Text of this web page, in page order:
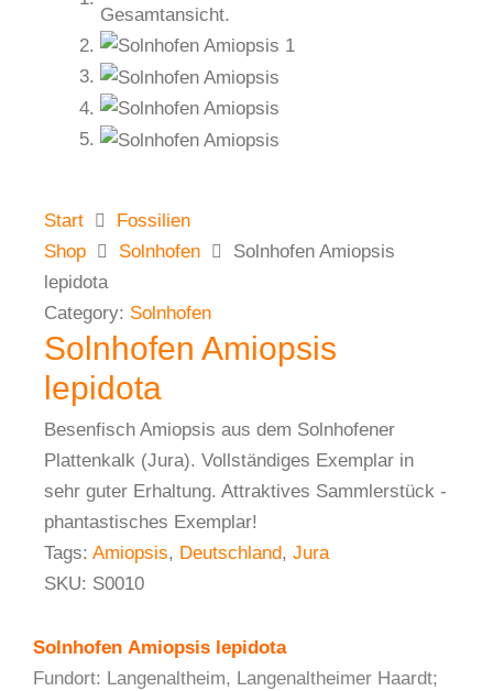
Start
Fossilien
Shop
Solnhofen
Solnhofen Amiopsis
lepidota
Category: Solnhofen
Solnhofen Amiopsis
lepidota
Besenfisch Amiopsis aus dem Solnhofener
Plattenkalk (Jura). Vollständiges Exemplar in
sehr guter Erhaltung. Attraktives Sammlerstück -
phantastisches Exemplar!
Tags: Amiopsis, Deutschland, Jura
SKU: S0010
Solnhofen Amiopsis lepidota
Fundort: Langenaltheim, Langenaltheimer Haardt;